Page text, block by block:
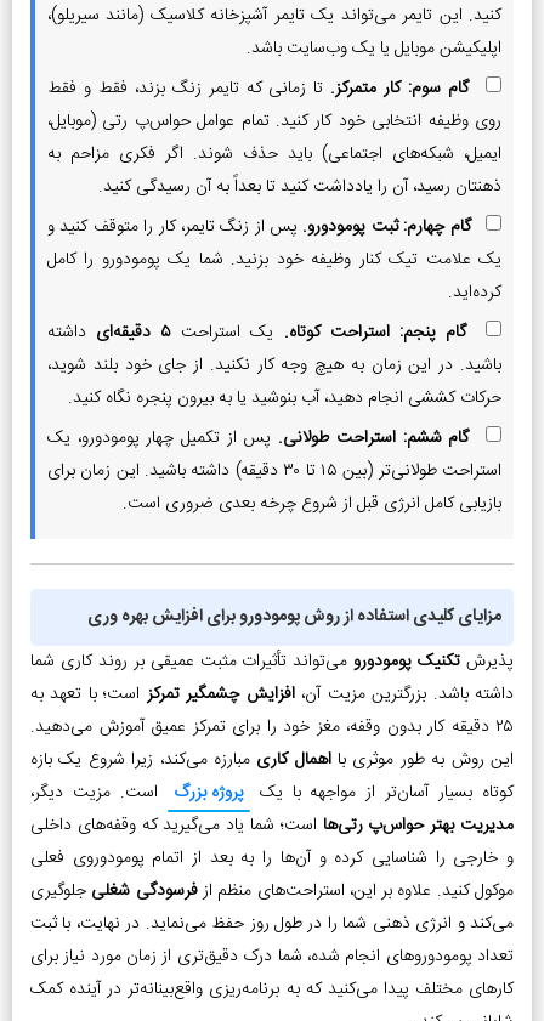
کنید. این تایمر می‌تواند یک تایمر آشپزخانه کلاسیک (مانند سیریلو)،
اپلیکیشن موبایل یا یک وب‌سایت باشد.
گام سوم: کار متمرکز. تا زمانی که تایمر زنگ بزند، فقط و فقط
روی وظیفه انتخابی خود کار کنید. تمام عوامل حواس‌پ رتی (موبایل،
ایمیل، شبکه‌های اجتماعی) باید حذف شوند. اگر فکری مزاحم به
ذهنتان رسید، آن را یادداشت کنید تا بعداً به آن رسیدگی کنید.
گام چهارم: ثبت پومودورو. پس از زنگ تایمر، کار را متوقف کنید و
یک علامت تیک کنار وظیفه خود بزنید. شما یک پومودورو را کامل
کرده‌اید.
گام پنجم: استراحت کوتاه. یک استراحت ۵ دقیقه‌ای
داشته
باشید. در این زمان به هیچ وجه کار نکنید. از جای خود بلند شوید،
حرکات کششی انجام دهید، آب بنوشید یا به بیرون پنجره نگاه کنید.
گام ششم: استراحت طولانی. پس از تکمیل چهار پومودورو، یک
استراحت طولانی‌تر (بین ۱۵ تا ۳۰ دقیقه) داشته باشید. این زمان برای
بازیابی کامل انرژی قبل از شروع چرخه بعدی ضروری است.
مزایای کلیدی استفاده از روش پومودورو برای افزایش بهره وری
پذیرش تکنیک پومودورومی‌تواند تأثیرات مثبت عمیقی بر روند کاری شما
داشته باشد. بزرگترین مزیت آن،افزایش چشمگیر تمرکزاست؛ با تعهد به
۲۵ دقیقه کار بدون وقفه، مغز خود را برای تمرکز عمیق آموزش می‌دهید.
این روش به طور موثری بااهمال کاری مبارزه می‌کند، زیرا شروع یک بازه
کوتاه بسیار آسان‌تر از مواجهه با یک پروژه بزرگ
است. مزیت دیگر،
مدیریت بهتر حواس‌پ رتی‌ها است؛ شما یاد می‌گیرید که وقفه‌های داخلی
و خارجی را شناسایی کرده و آن‌ها را به بعد از اتمام پومودوروی فعلی
موکول کنید. علاوه بر این، استراحت‌های منظم ازفرسودگی شغلی جلوگیری
می‌کند و انرژی ذهنی شما را در طول روز حفظ می‌نماید. در نهایت، با ثبت
تعداد پومودوروهای انجام شده، شما درک دقیق‌تری از زمان مورد نیاز برای
کارهای مختلف پیدا می‌کنید که به برنامه‌ریزی واقع‌بینانه‌تر در آینده کمک